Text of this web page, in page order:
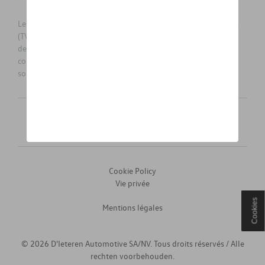
Les prix affichés sur le présent site sont des prix recommandés
(TVAc), hors éventuels frais de montage. Pour connaitre le prix
de vente actuel et les éventuels frais de montage, veuillez
contacter votre concessionnaire/agent. Les prix recommandés
sont sujets à des changements sans préavis.
Mentions légales
Cookie Policy
Vie privée
© 2026 D'Ieteren Automotive SA/NV. Tous droits réservés / Alle
rechten voorbehouden.
Cookies